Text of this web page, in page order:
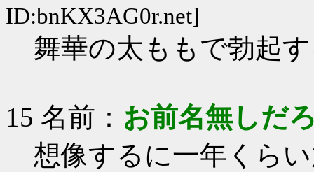
ID:bnKX3AG0r.net]
舞華の太ももで勃起
15 名前： お前名無しだ
想像するに一年くら